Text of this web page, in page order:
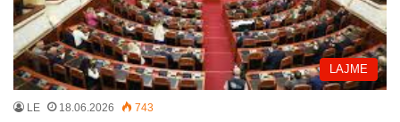
LAJME
LE 18.06.2026 743